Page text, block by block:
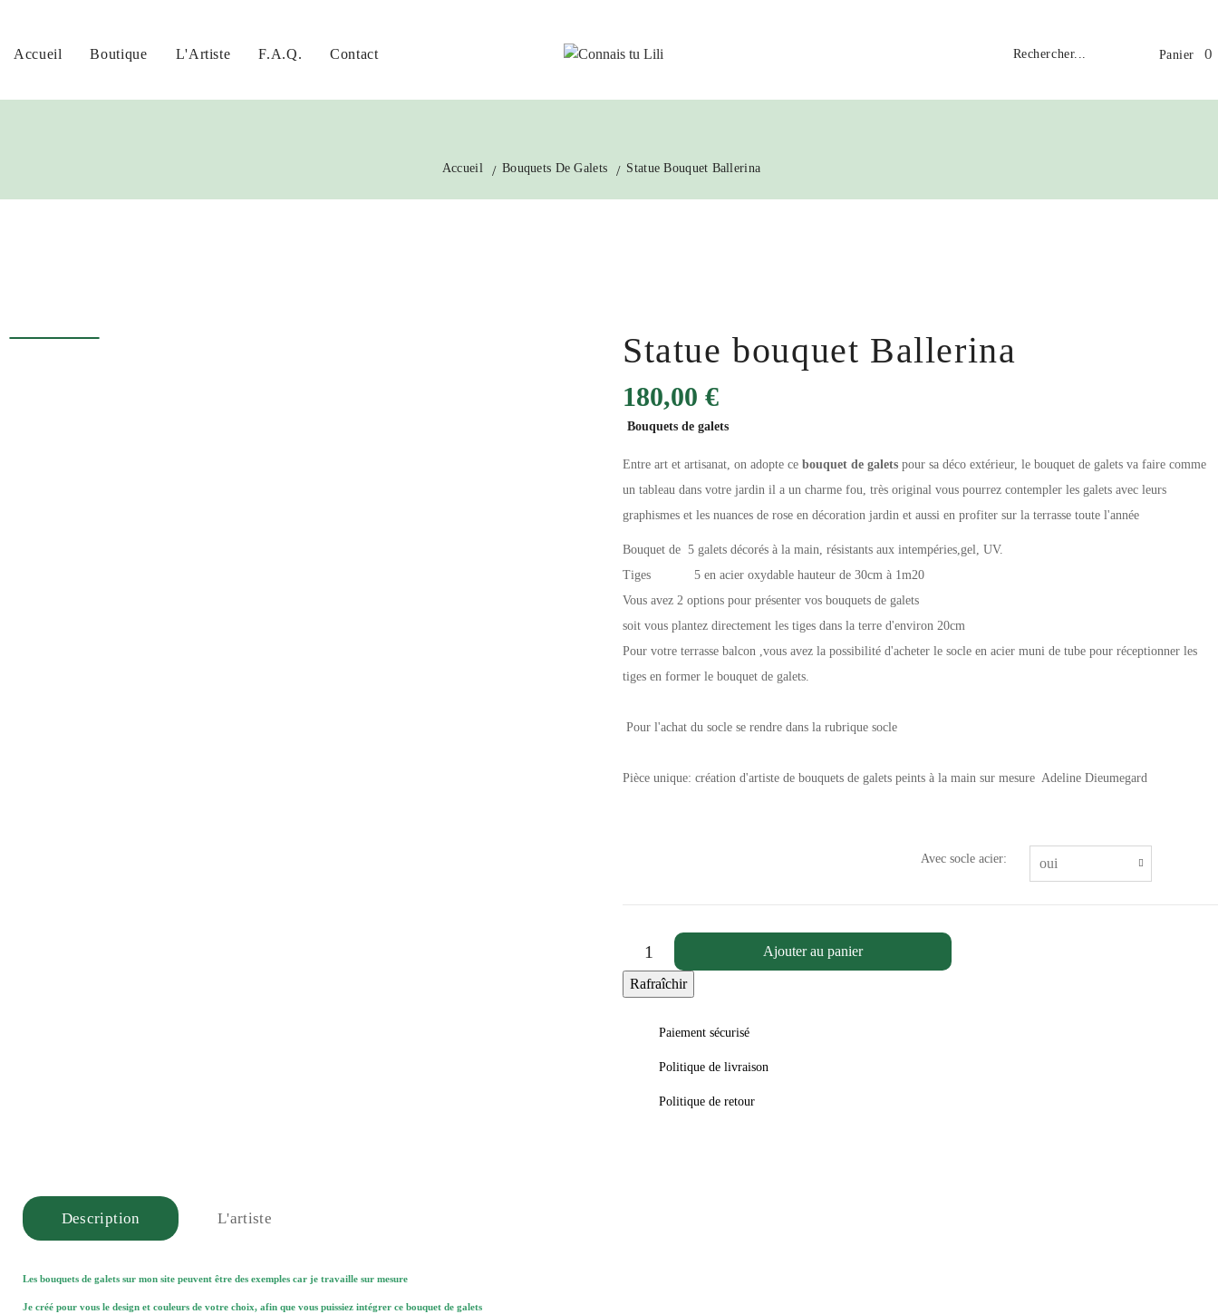
Accueil Boutique L'Artiste F.A.Q. Contact Panier 0
Accueil Bouquets De Galets Statue Bouquet Ballerina
Statue bouquet Ballerina
180,00 €
Bouquets de galets
Entre art et artisanat, on adopte ce bouquet de galets pour sa déco extérieur, le bouquet de galets va faire comme
un tableau dans votre jardin il a un charme fou, très original vous pourrez contempler les galets avec leurs
graphismes et les nuances de rose en décoration jardin et aussi en profiter sur la terrasse toute l'année
Bouquet de 5 galets décorés à la main, résistants aux intempéries,gel, UV.
Tiges 5 en acier oxydable hauteur de 30cm à 1m20
Vous avez 2 options pour présenter vos bouquets de galets
soit vous plantez directement les tiges dans la terre d'environ 20cm
Pour votre terrasse balcon ,vous avez la possibilité d'acheter le socle en acier muni de tube pour réceptionner les
tiges en former le bouquet de galets.
Pour l'achat du socle se rendre dans la rubrique socle
Pièce unique: création d'artiste de bouquets de galets peints à la main sur mesure Adeline Dieumegard
Avec socle acier:
Ajouter au panier
Paiement sécurisé
Politique de livraison
Politique de retour
Description L'artiste
Les bouquets de galets sur mon site peuvent être des exemples car je travaille sur mesure
Je créé pour vous le design et couleurs de votre choix, afin que vous puissiez intégrer ce bouquet de galets